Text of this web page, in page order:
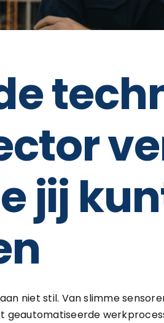
jij
niet stil. Van slimme
geautomatiseerde